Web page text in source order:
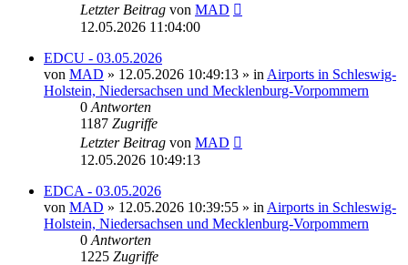
Letzter Beitrag von MAD
12.05.2026 11:04:00
EDCU - 03.05.2026
von MAD » 12.05.2026 10:49:13 » in Airports in Schleswig-
Holstein, Niedersachsen und Mecklenburg-Vorpommern
0 Antworten
1187 Zugriffe
Letzter Beitrag von MAD
12.05.2026 10:49:13
EDCA - 03.05.2026
von MAD » 12.05.2026 10:39:55 » in Airports in Schleswig-
Holstein, Niedersachsen und Mecklenburg-Vorpommern
0 Antworten
1225 Zugriffe